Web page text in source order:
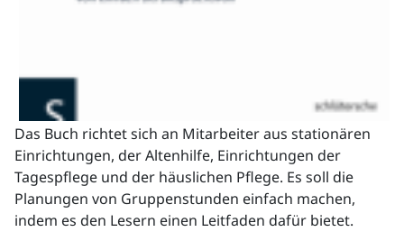
Das Buch richtet sich an Mitarbeiter aus stationären
Einrichtungen, der Altenhilfe, Einrichtungen der
Tagespflege und der häuslichen Pflege. Es soll die
Planungen von Gruppenstunden einfach machen,
indem es den Lesern einen Leitfaden dafür bietet.